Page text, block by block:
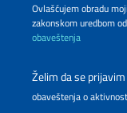
Ovlašćujem obradu
zakonskom uredbom
obaveštenja
Želim da se
obaveštenja o